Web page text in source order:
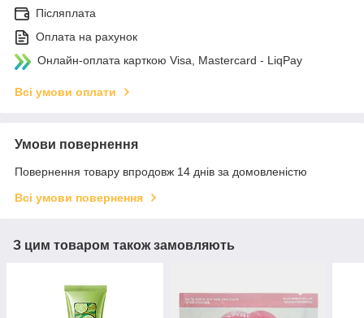
Післяплата
Оплата на рахунок
Онлайн-оплата карткою Visa, Mastercard - LiqPay
Всі умови оплати
Умови повернення
Повернення товару впродовж 14 днів за домовленістю
Всі умови повернення
З цим товаром також замовляють